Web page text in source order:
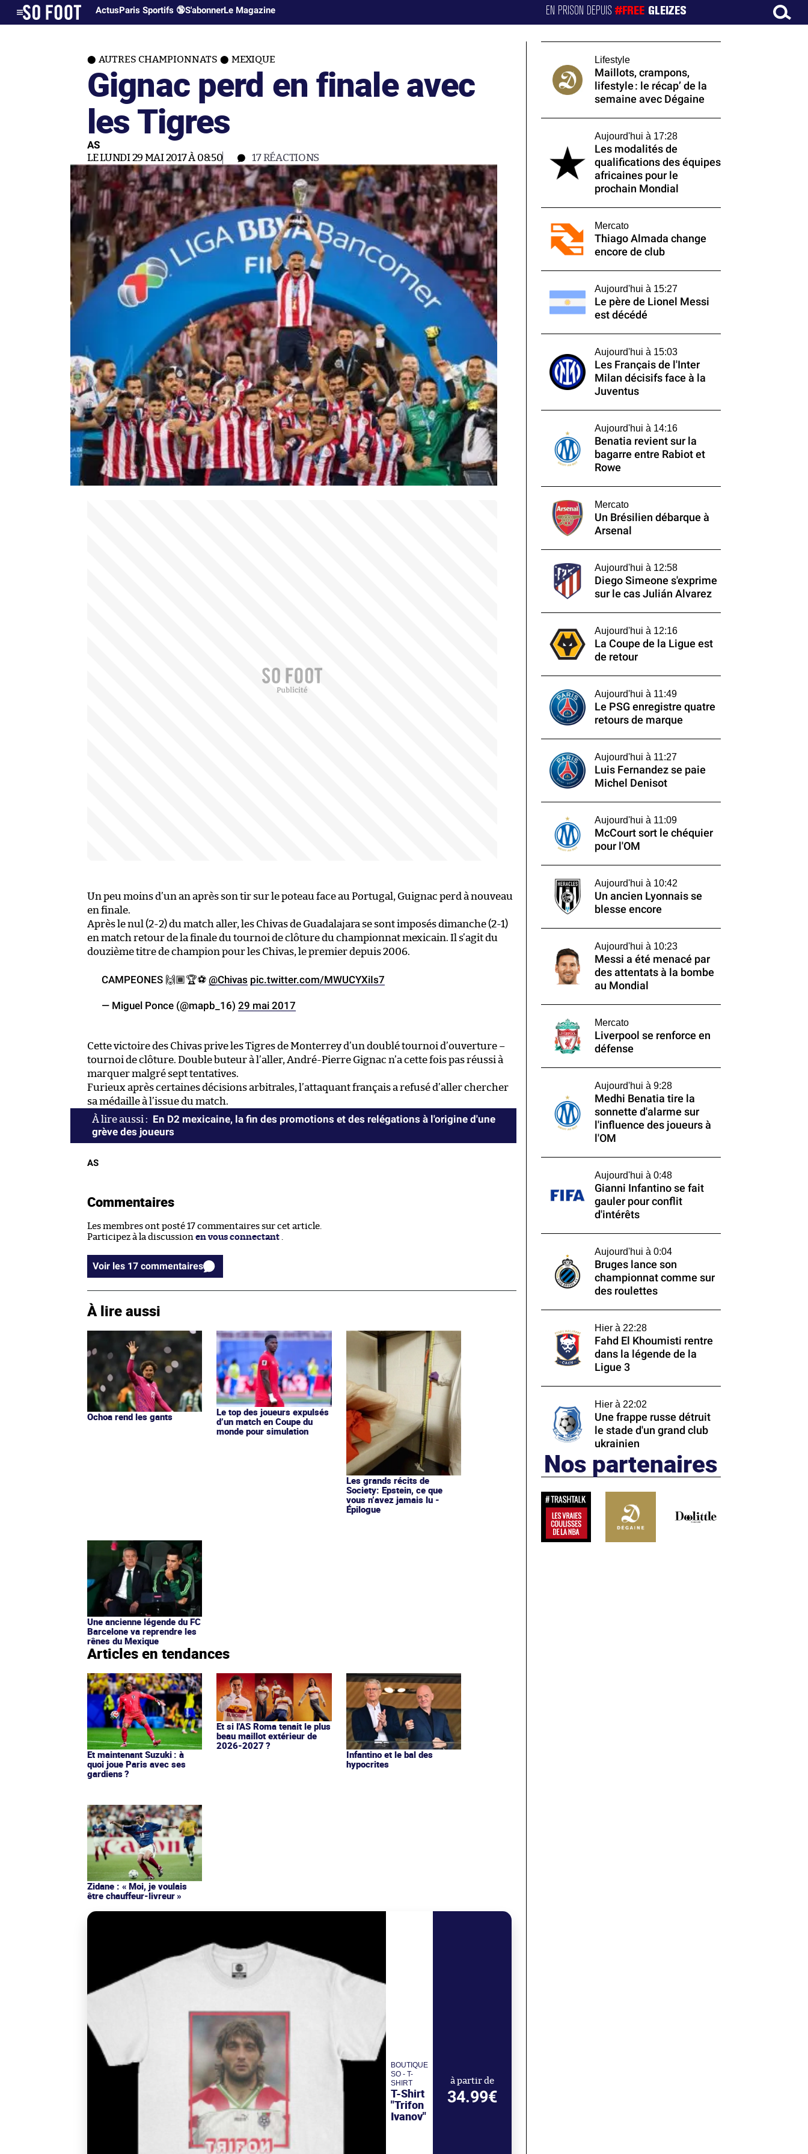
ActusParis Sportifs 🔞S'abonnerLe Magazine EN PRISON DEPUIS#FREE GLEIZES
AUTRES CHAMPIONNATS MEXIQUE
Gignac perd en finale avec
les Tigres
AS
LE LUNDI 29 MAI 2017 À 08:50 17RÉACTIONS
Un peu moins d’un an après son tir sur le poteau face au Portugal, Guignac perd à nouveau
en finale.
Après le nul (2-2) du match aller, les Chivas de Guadalajara se sont imposés dimanche (2-1)
en match retour de la finale du tournoi de clôture du championnat mexicain. Il s’agit du
douzième titre de champion pour les Chivas, le premier depuis 2006.
CAMPEONES 🙌🏾🏆⚽️ @Chivas pic.twitter.com/MWUCYXiIs7
— Miguel Ponce (@mapb_16) 29 mai 2017
Cette victoire des Chivas prive les Tigres de Monterrey d’un doublé tournoi d’ouverture –
tournoi de clôture. Double buteur à l’aller, André-Pierre Gignac n’a cette fois pas réussi à
marquer malgré sept tentatives.
Furieux après certaines décisions arbitrales, l’attaquant français a refusé d’aller chercher
sa médaille à l’issue du match.
En D2 mexicaine, la fin des promotions et des relégations à l'origine d'une
grève des joueurs
AS
Commentaires
Les membres ont posté 17 commentaires sur cet article.
Participez à la discussion en vous connectant .
Voir les 17 commentaires
À lire aussi
Ochoa rend les gants
Le top des joueurs expulsés
d’un match en Coupe du
monde pour simulation
Les grands récits de
Society: Epstein, ce que
vous n’avez jamais lu -
Épilogue
Une ancienne légende du FC
Barcelone va reprendre les
rênes du Mexique
Articles en tendances
Et maintenant Suzuki : à
quoi joue Paris avec ses
gardiens ?
Et si l'AS Roma tenait le plus
beau maillot extérieur de
2026-2027 ?
Infantino et le bal des
hypocrites
Zidane : « Moi, je voulais
être chauffeur-livreur »
BOUTIQUE
SO - T-
SHIRT
T-Shirt
"Trifon
Ivanov"
à partir de
34.99€
Lifestyle
Maillots, crampons,
lifestyle : le récap’ de la
semaine avec Dégaine
Aujourd'hui à 17:28
Les modalités de
qualifications des équipes
africaines pour le
prochain Mondial
Mercato
Thiago Almada change
encore de club
Aujourd'hui à 15:27
Le père de Lionel Messi
est décédé
Aujourd'hui à 15:03
Les Français de l'Inter
Milan décisifs face à la
Juventus
Aujourd'hui à 14:16
Benatia revient sur la
bagarre entre Rabiot et
Rowe
Mercato
Un Brésilien débarque à
Arsenal
Aujourd'hui à 12:58
Diego Simeone s'exprime
sur le cas Julián Alvarez
Aujourd'hui à 12:16
La Coupe de la Ligue est
de retour
Aujourd'hui à 11:49
Le PSG enregistre quatre
retours de marque
Aujourd'hui à 11:27
Luis Fernandez se paie
Michel Denisot
Aujourd'hui à 11:09
McCourt sort le chéquier
pour l'OM
Aujourd'hui à 10:42
Un ancien Lyonnais se
blesse encore
Aujourd'hui à 10:23
Messi a été menacé par
des attentats à la bombe
au Mondial
Mercato
Liverpool se renforce en
défense
Aujourd'hui à 9:28
Medhi Benatia tire la
sonnette d'alarme sur
l'influence des joueurs à
l'OM
Aujourd'hui à 0:48
Gianni Infantino se fait
gauler pour conflit
d'intérêts
Aujourd'hui à 0:04
Bruges lance son
championnat comme sur
des roulettes
Hier à 22:28
Fahd El Khoumisti rentre
dans la légende de la
Ligue 3
Hier à 22:02
Une frappe russe détruit
le stade d'un grand club
ukrainien
Nos partenaires